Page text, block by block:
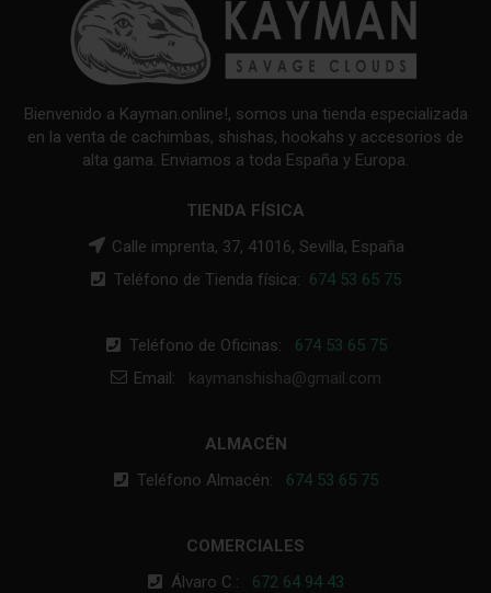
Bienvenido a Kayman.online!, somos una tienda especializada
en la venta de cachimbas, shishas, hookahs y accesorios de
alta gama. Enviamos a toda España y Europa.
TIENDA FÍSICA
Calle imprenta, 37, 41016, Sevilla, España
Teléfono de Tienda física: 674 53 65 75
Teléfono de Oficinas: 674 53 65 75
Email: kaymanshisha@gmail.com
ALMACÉN
Teléfono Almacén: 674 53 65 75
COMERCIALES
Álvaro C.: 672 64 94 43